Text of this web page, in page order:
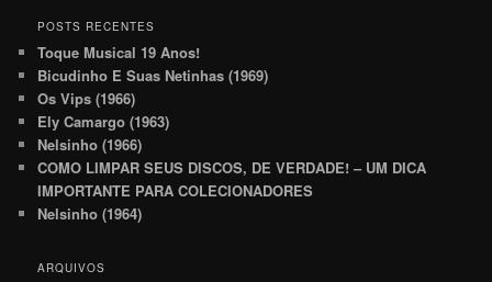
POSTS RECENTES
Toque Musical 19 Anos!
Bicudinho E Suas Netinhas (1969)
Os Vips (1966)
Ely Camargo (1963)
Nelsinho (1966)
COMO LIMPAR SEUS DISCOS, DE VERDADE! – UM DICA
IMPORTANTE PARA COLECIONADORES
Nelsinho (1964)
ARQUIVOS